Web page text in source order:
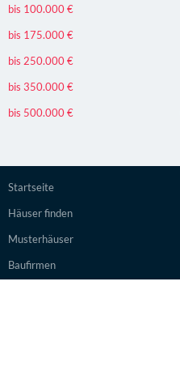
bis 100.000 €
bis 175.000 €
bis 250.000 €
bis 350.000 €
bis 500.000 €
Startseite
Häuser finden
Musterhäuser
Baufirmen